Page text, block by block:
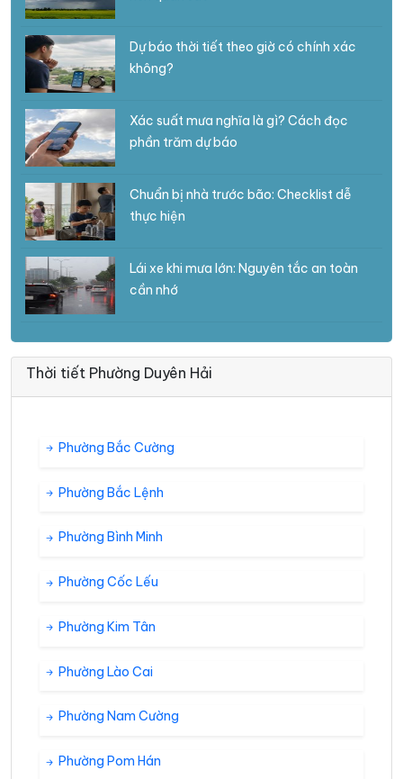
Dự báo thời tiết theo giờ có chính xác
không?
Xác suất mưa nghĩa là gì? Cách đọc
phần trăm dự báo
Chuẩn bị nhà trước bão: Checklist dễ
thực hiện
Lái xe khi mưa lớn: Nguyên tắc an toàn
cần nhớ
Thời tiết Phường Duyên Hải
Phường Bắc Cường
Phường Bắc Lệnh
Phường Bình Minh
Phường Cốc Lếu
Phường Kim Tân
Phường Lào Cai
Phường Nam Cường
Phường Pom Hán